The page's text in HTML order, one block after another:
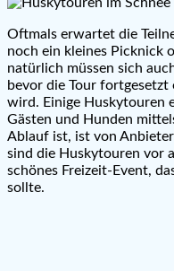
Oftmals erwartet die
noch ein kleines Picknick
natürlich müssen sich
bevor die Tour
wird. Einige Huskytouren
Gästen und Hunden
Ablauf ist, ist von
sind die Huskytouren vor
schönes Freizeit-Event,
sollte.